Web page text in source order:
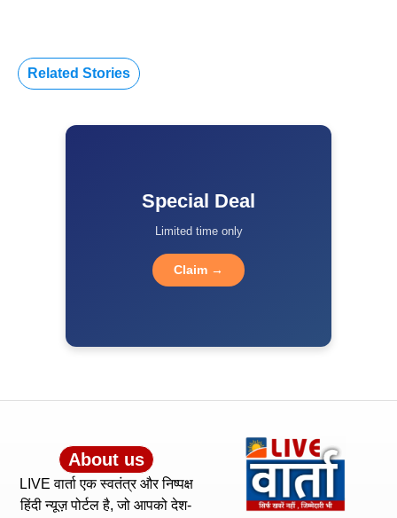
Related Stories
Special Deal
Limited time only
Claim →
About us
LIVE वार्ता एक स्वतंत्र और निष्पक्ष
हिंदी न्यूज़ पोर्टल है, जो आपको देश-